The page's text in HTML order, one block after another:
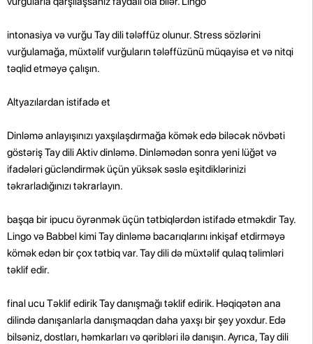
intonasiya və vurğu Tay dili tələffüz olunur. Stress sözlərini
vurğulamağa, müxtəlif vurğuların tələffüzünü müqayisə et və nitqi
təqlid etməyə çalışın.
Altyazılardan istifadə et
Dinləmə anlayışınızı yaxşılaşdırmağa kömək edə biləcək növbəti
göstəriş Tay dili Aktiv dinləmə. Dinləmədən sonra yeni lüğət və
ifadələri gücləndirmək üçün yüksək səslə eşitdiklərinizi
təkrarladığınızı təkrarlayın.
başqa bir ipucu öyrənmək üçün tətbiqlərdən istifadə etməkdir Tay.
Lingo və Babbel kimi Tay dinləmə bacarıqlarını inkişaf etdirməyə
kömək edən bir çox tətbiq var. Tay dili də müxtəlif qulaq təlimləri
təklif edir.
final ucu Təklif edirik Tay danışmağı təklif edirik. Həqiqətən ana
dilində danışanlarla danışmaqdan daha yaxşı bir şey yoxdur. Edə
bilsəniz, dostları, həmkarları və qəribləri ilə danışın. Ayrıca, Tay dili